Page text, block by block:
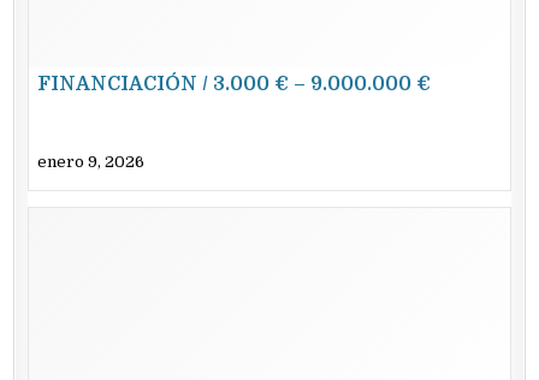
FINANCIACIÓN / 3.000 € – 9.000.000 €
enero 9, 2026